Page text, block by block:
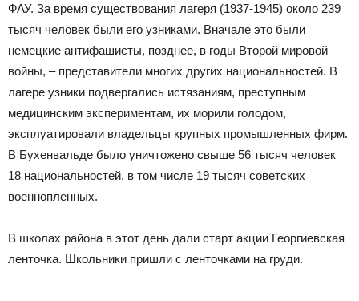
ФАУ. За время существования лагеря (1937-1945) около 239
тысяч человек были его узниками. Вначале это были
немецкие антифашисты, позднее, в годы Второй мировой
войны, – представители многих других национальностей. В
лагере узники подвергались истязаниям, преступным
медицинским экспериментам, их морили голодом,
эксплуатировали владельцы крупных промышленных фирм.
В Бухенвальде было уничтожено свыше 56 тысяч человек
18 национальностей, в том числе 19 тысяч советских
военнопленных.
В школах района в этот день дали старт акции Георгиевская
ленточка. Школьники пришли с ленточками на груди.